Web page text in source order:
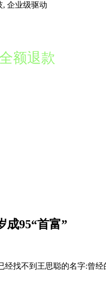
额退款
成95“首富”
找不到王思聪的名字:曾